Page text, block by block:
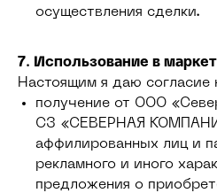
осуществления сделки.
7. Использование в
Настоящим я даю согласие
получение от ООО
СЗ «СЕВЕРНАЯ
аффилированных лиц и
рекламного и иного
предложения о